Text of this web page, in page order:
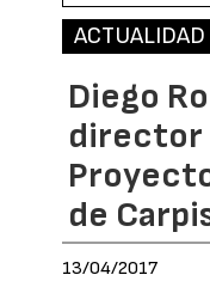
ACTUALIDAD
Diego
director
de
13/04/2017